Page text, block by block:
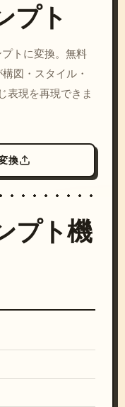
sunset, neon
8k --v 6.0
プト
トに変換。無料
図・スタイル・
表現を再現できま
換
プト機